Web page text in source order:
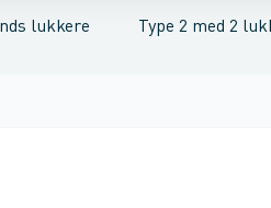
& udskillerePumper,
lukkere Type 2 med 2
for sort spildevandType 5